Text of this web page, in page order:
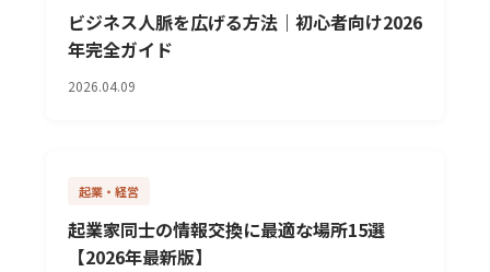
ビジネス人脈を広げる方法｜初心者向け2026
年完全ガイド
2026.04.09
起業・経営
起業家同士の情報交換に最適な場所15選
【2026年最新版】